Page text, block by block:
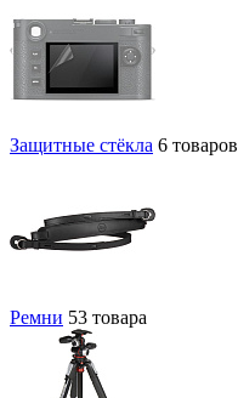
Защитные стёкла 6 товаров
Ремни 53 товара